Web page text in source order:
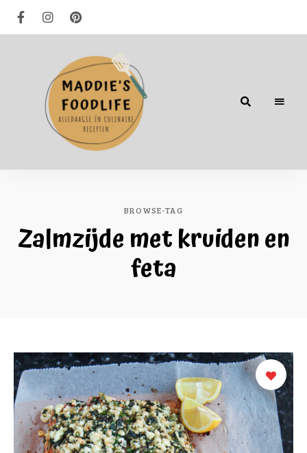
Alledaagse
BROWSE-TAG
Zalmzijde met kruiden en
feta